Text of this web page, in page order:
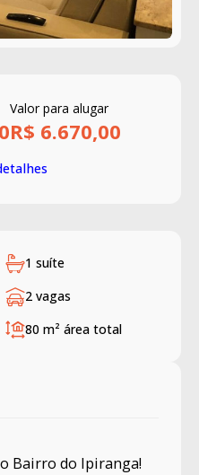
Valor para alugar
R$ 6.670,00
1 suíte
2 vagas
80 m² área total
Bairro do Ipiranga!